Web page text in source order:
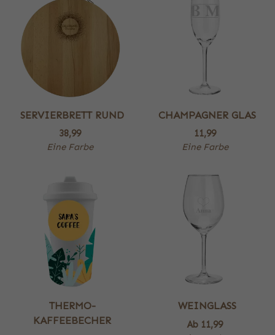
SERVIERBRETT RUND
38,99
Eine Farbe
CHAMPAGNER GLAS
11,99
Eine Farbe
THERMO-
KAFFEEBECHER
WEINGLASS
Ab 11,99